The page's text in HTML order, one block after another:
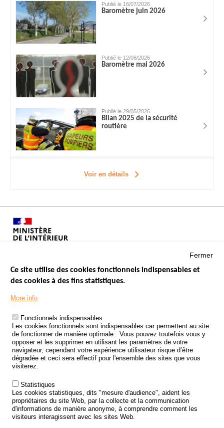
Publié le 16/07/2026
Baromètre juin 2026
Publié le 12/06/2026
Baromètre mai 2026
Publié le 29/05/2026
Bilan 2025 de la sécurité
routière
Voir en détails
Menu
Footer
LES SITES PUBLICS
ÉTAT DE L’INSÉCURITÉ ROUTIÈRE
TRAITEMENT DES DONNÉES PERSONNELLES DES ACCIDENTS DE
LA ROUTE
ETUDES ET RECHERCHES
APPEL À PROJETS
POLITIQUE DE SÉCURITÉ ROUTIÈRE
Outils
AGENDA
Fermer
Ce site utilise des cookies fonctionnels indispensables et
des cookies à des fins statistiques.
More info
Fonctionnels indispensables
Les cookies fonctionnels sont indispensables car permettent au site
de fonctionner de manière optimale . Vous pouvez toutefois vous y
opposer et les supprimer en utilisant les paramètres de votre
navigateur, cependant votre expérience utilisateur risque d’être
dégradée et ceci sera effectif pour l'ensemble des sites que vous
visiterez.
Statistiques
Les cookies statistiques, dits "mesure d'audience", aident les
propriétaires du site Web, par la collecte et la communication
d'informations de manière anonyme, à comprendre comment les
visiteurs interagissent avec les sites Web.